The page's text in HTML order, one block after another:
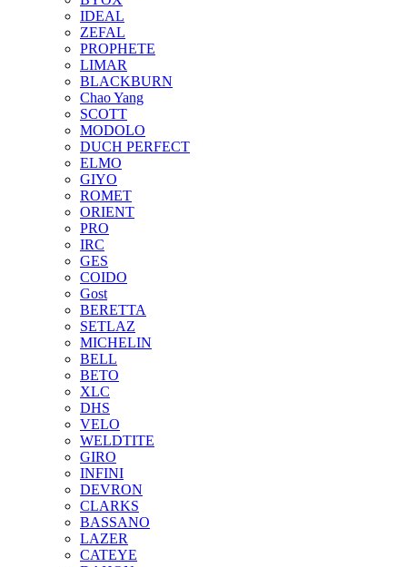
IDEAL
ZEFAL
PROPHETE
LIMAR
BLACKBURN
Chao Yang
SCOTT
MODOLO
DUCH PERFECT
ELMO
GIYO
ROMET
ORIENT
PRO
IRC
GES
COIDO
Gost
BERETTA
SETLAZ
MICHELIN
BELL
BETO
XLC
DHS
VELO
WELDTITE
GIRO
INFINI
DEVRON
CLARKS
BASSANO
LAZER
CATEYE